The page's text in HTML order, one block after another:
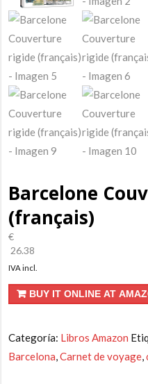
Barcelone
(français)
€
26.38
IVA incl.
BUY IT ONLINE AT
Categoría: Libros Amazon
Barcelona,Carnet de voyage,